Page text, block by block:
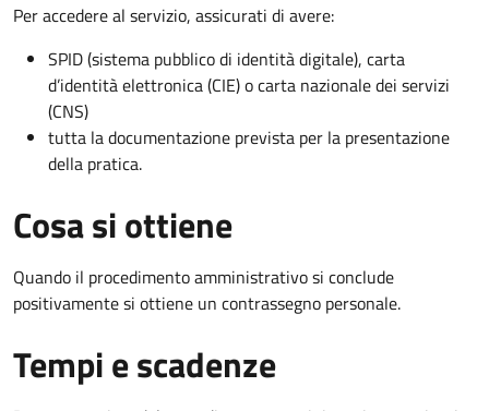
Per accedere al servizio, assicurati di avere:
SPID (sistema pubblico di identità digitale), carta
d’identità elettronica (CIE) o carta nazionale dei servizi
(CNS)
tutta la documentazione prevista per la presentazione
della pratica.
Cosa si ottiene
Quando il procedimento amministrativo si conclude
positivamente si ottiene un contrassegno personale.
Tempi e scadenze